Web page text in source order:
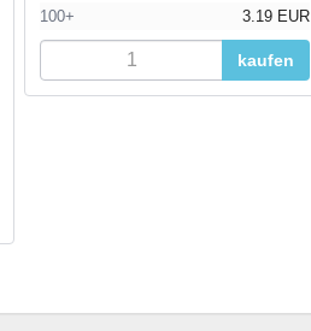
100+
3.19 EUR
kaufen